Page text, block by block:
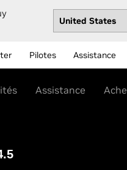
Pilotes Assistance
Assistance